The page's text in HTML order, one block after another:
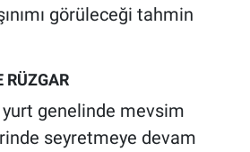
görüleceği tahmin
RÜZGAR
yurt genelinde mevsim
seyretmeye devam